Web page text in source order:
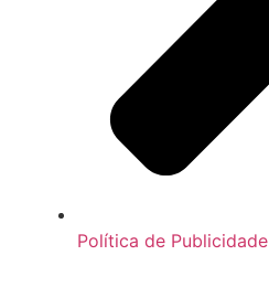
Política de Publicidade